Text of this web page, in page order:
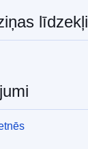
līdzekļi